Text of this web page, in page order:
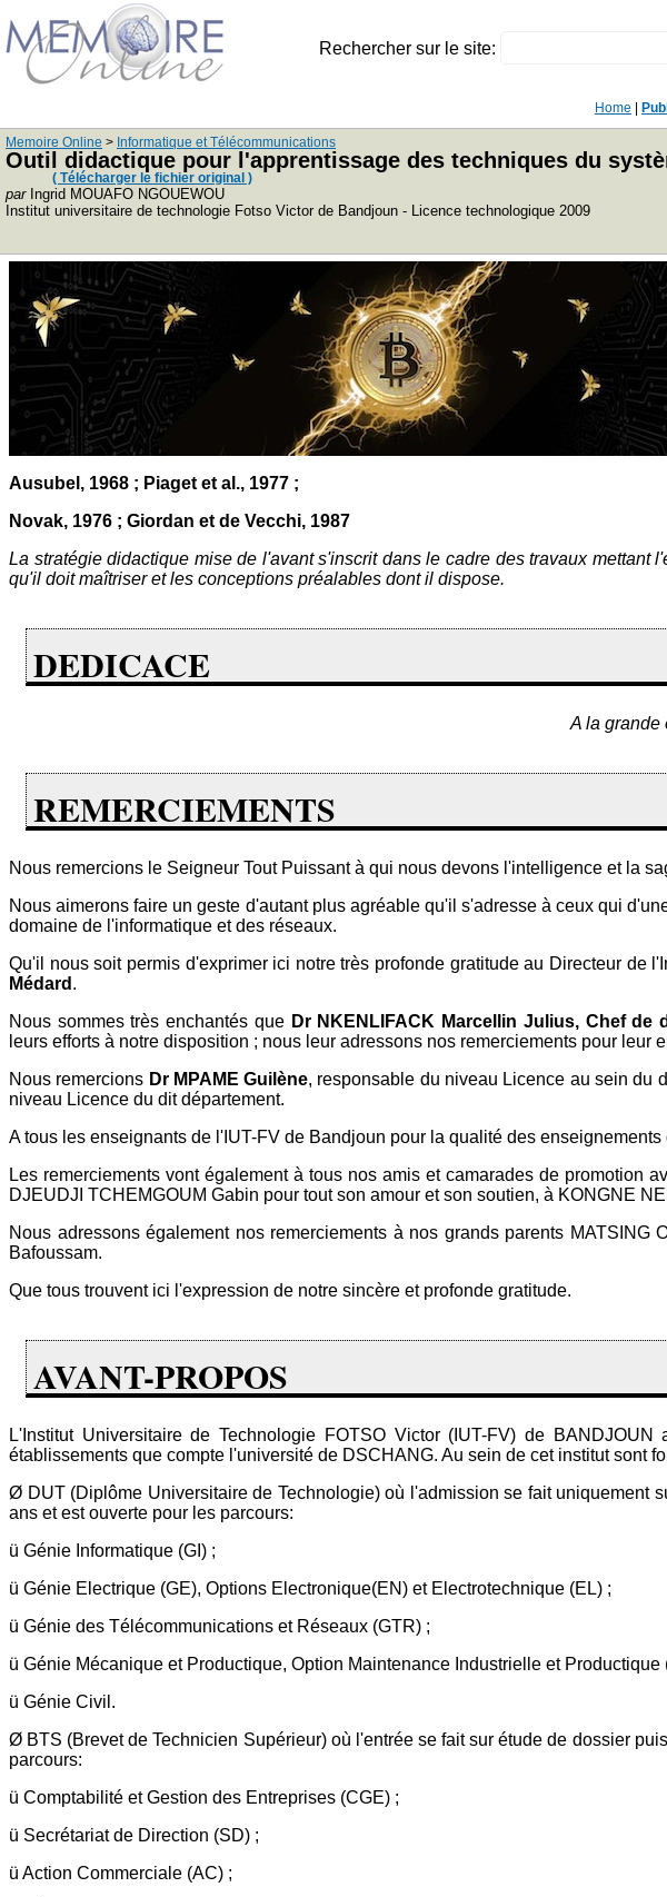
Rechercher sur le site:
Home
Memoire Online > Informatique et Télécommunications
Outil didactique pour l'apprentissage des techniques du
( Télécharger le fichier original )
parIngrid MOUAFO NGOUEWOU
Institut universitaire de technologie Fotso Victor de Bandjoun - Licence technologique 2009
Ausubel, 1968 ; Piaget et al., 1977 ;
Novak, 1976 ; Giordan et de Vecchi, 1987
La stratégie didactique mise de l'avant s'inscrit dans le cadre des travaux
qu'il doit maîtriser et les conceptions préalables dont il dispose.
DEDICACE
A la grande
REMERCIEMENTS
Nous remercions le Seigneur Tout Puissant à qui nous devons l'intelligence et la
Nous aimerons faire un geste d'autant plus agréable qu'il s'adresse à ceux qui
domaine de l'informatique et des réseaux.
Qu'il nous soit permis d'exprimer ici notre très profonde gratitude au Directeur de
Médard .
Nous sommes très enchantés que Dr NKENLIFACK Marcellin Julius, Chef de
leurs efforts à notre disposition ; nous leur adressons nos remerciements pour
Nous remercions Dr MPAME Guilène, responsable du niveau Licence au sein du
niveau Licence du dit département.
A tous les enseignants de l'IUT-FV de Bandjoun pour la qualité des
Les remerciements vont également à tous nos amis et camarades de promotion
DJEUDJI TCHEMGOUM Gabin pour tout son amour et son soutien, à KONGNE
Nous adressons également nos remerciements à nos grands parents
Bafoussam.
Que tous trouvent ici l'expression de notre sincère et profonde gratitude.
AVANT-PROPOS
L'Institut Universitaire de Technologie FOTSO Victor (IUT-FV) de
établissements que compte l'université de DSCHANG. Au sein de cet institut sont
Ø DUT (Diplôme Universitaire de Technologie) où l'admission se fait uniquement
ans et est ouverte pour les parcours:
ü Génie Informatique (GI) ;
ü Génie Electrique (GE), Options Electronique(EN) et Electrotechnique (EL) ;
ü Génie des Télécommunications et Réseaux (GTR) ;
ü Génie Mécanique et Productique, Option Maintenance Industrielle et Productique
ü Génie Civil.
Ø BTS (Brevet de Technicien Supérieur) où l'entrée se fait sur étude de dossier
parcours:
ü Comptabilité et Gestion des Entreprises (CGE) ;
ü Secrétariat de Direction (SD) ;
ü Action Commerciale (AC) ;